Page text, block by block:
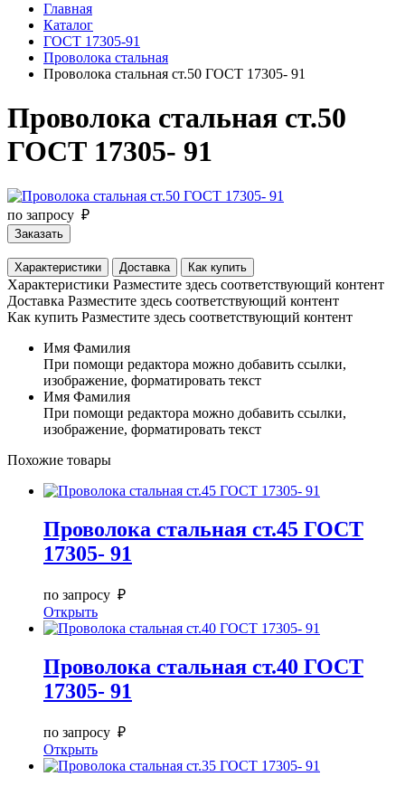
Главная
Каталог
ГОСТ 17305-91
Проволока стальная
Проволока стальная ст.50 ГОСТ 17305- 91
Проволока стальная ст.50
ГОСТ 17305- 91
по запросу ₽
Заказать
Характеристики Доставка Как купить
Характеристики Разместите здесь соответствующий контент
Доставка Разместите здесь соответствующий контент
Как купить Разместите здесь соответствующий контент
Имя Фамилия
При помощи редактора можно добавить ссылки,
изображение, форматировать текст
Имя Фамилия
При помощи редактора можно добавить ссылки,
изображение, форматировать текст
Похожие товары
Проволока стальная ст.45 ГОСТ
17305- 91
по запросу ₽
Открыть
Проволока стальная ст.40 ГОСТ
17305- 91
по запросу ₽
Открыть